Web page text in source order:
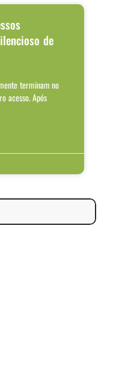
de
terminam no
acesso. Após